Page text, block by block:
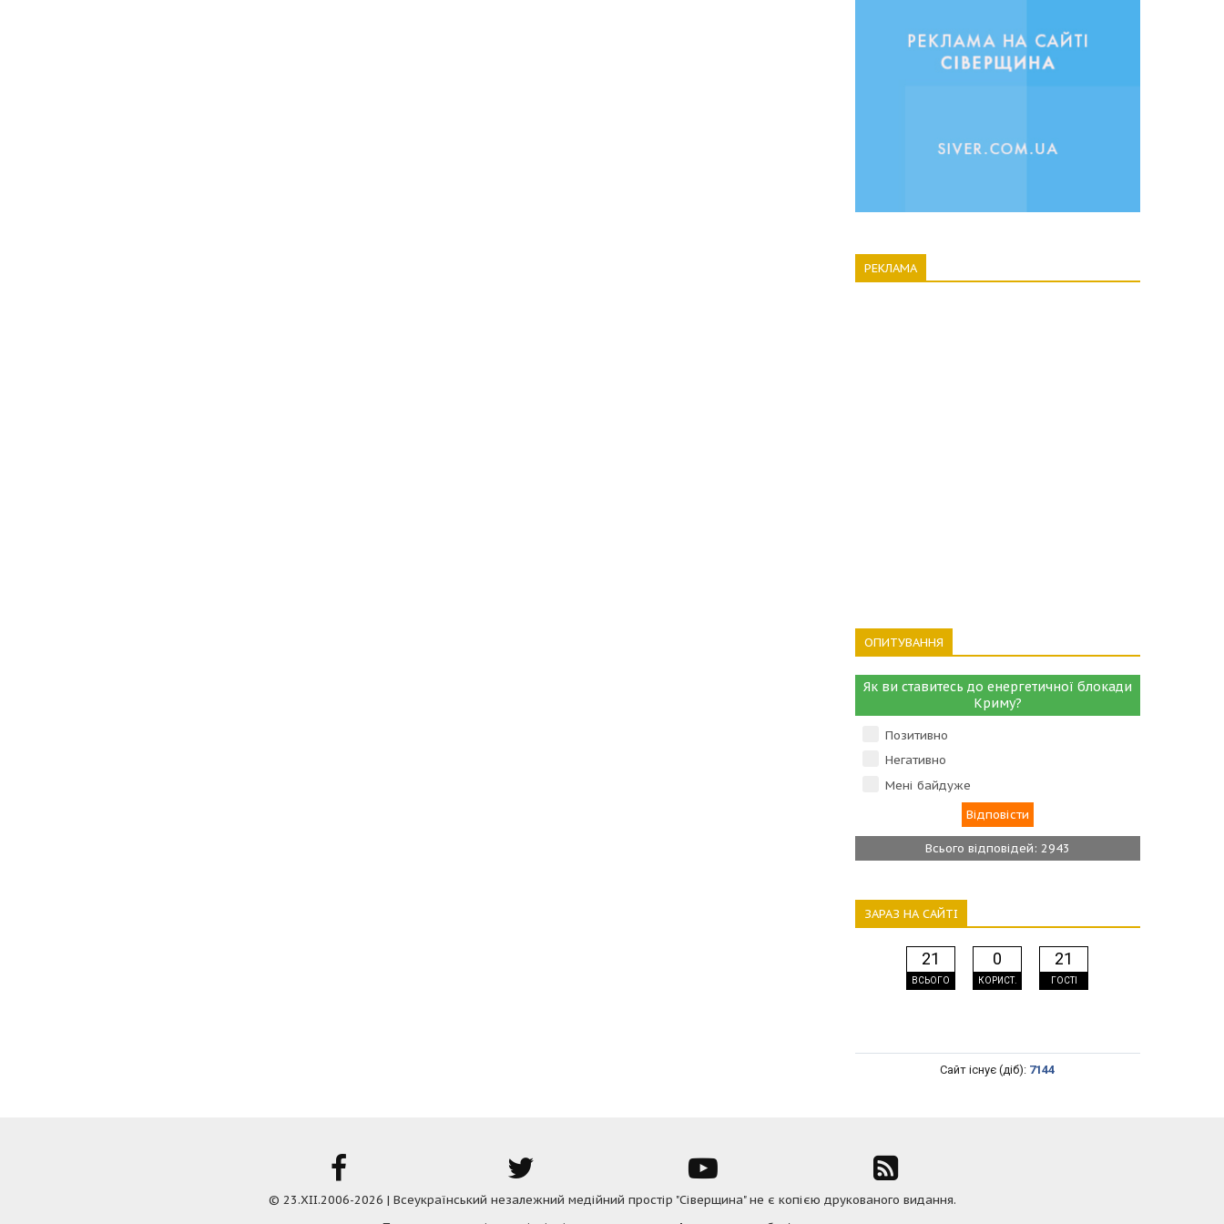
РЕКЛАМА
ОПИТУВАННЯ
Як ви ставитесь до енергетичної блокади
Криму?
Позитивно
Негативно
Мені байдуже
Всього відповідей: 2943
ЗАРАЗ НА САЙТІ
21
ВСЬОГО
0
КОРИСТ.
21
ГОСТІ
Сайт існує (діб): 7144
© 23.XII.2006-2026 | Всеукраїнський незалежний медійний простір "Сіверщина" не є копією друкованого видання.